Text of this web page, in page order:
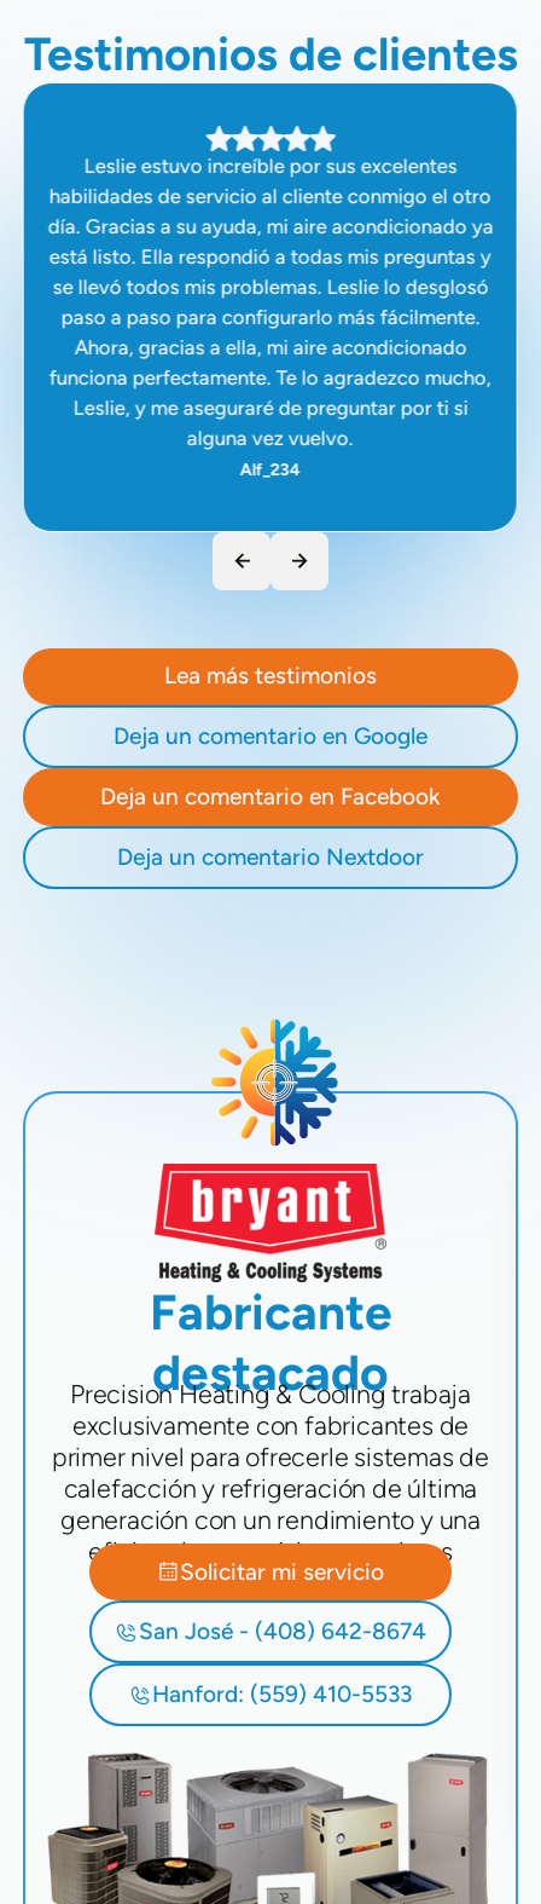
Testimonios de clientes
Leslie estuvo increíble por sus excelentes
habilidades de servicio al cliente conmigo el otro
día. Gracias a su ayuda, mi aire acondicionado ya
está listo. Ella respondió a todas mis preguntas y
se llevó todos mis problemas. Leslie lo desglosó
paso a paso para configurarlo más fácilmente.
Ahora, gracias a ella, mi aire acondicionado
funciona perfectamente. Te lo agradezco mucho,
Leslie, y me aseguraré de preguntar por ti si
alguna vez vuelvo.
Alf_234
Lea más testimonios
Deja un comentario en Google
Deja un comentario en Facebook
Deja un comentario Nextdoor
Fabricante
destacado
Precision Heating & Cooling trabaja
exclusivamente con fabricantes de
primer nivel para ofrecerle sistemas de
calefacción y refrigeración de última
generación con un rendimiento y una
eficiencia energética superiores
Solicitar mi servicio
San José - (408) 642-8674
Hanford: (559) 410-5533